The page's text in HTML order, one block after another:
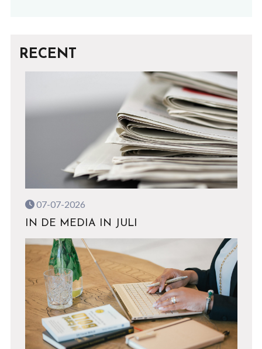
RECENT
07-07-2026
IN DE MEDIA IN JULI